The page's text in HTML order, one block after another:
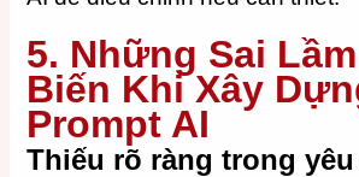
5. Những Sai
Biến Khi Xây
Prompt AI
Thiếu rõ ràng trong yêu